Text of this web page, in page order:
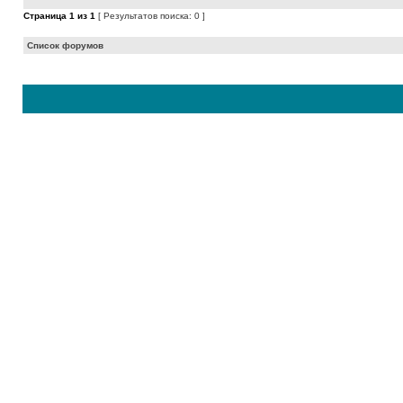
Страница 1 из 1 [ Результатов поиска: 0 ]
Список форумов